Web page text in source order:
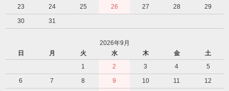
23
24 25 26 27 28
29
30
31
2026年9月
日
月 火 水 木 金
土
1
2 3 4
5
6
7 8 9 10 11
12